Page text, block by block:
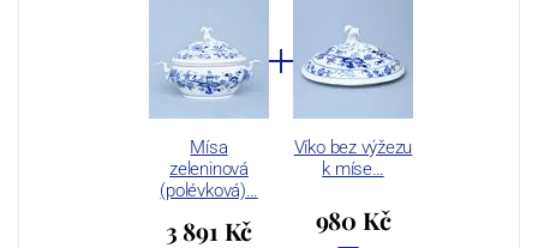
Mísa
zeleninová
(polévková)…
3 891 Kč
Víko bez výžezu
k míse…
980 Kč